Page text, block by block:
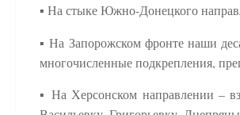
▪️ На стыке Южно-Донецкого
▪️ На Запорожском фронте наши
многочисленные подкрепления,
▪️ На Херсонском направлении –